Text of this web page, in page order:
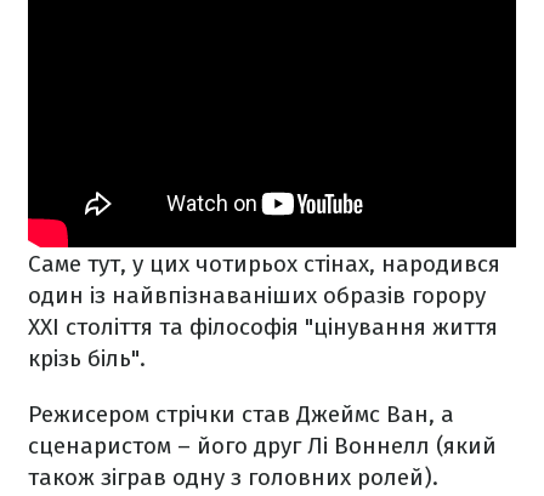
Саме тут, у цих чотирьох стінах, народився
один із найвпізнаваніших образів горору
XXI століття та філософія "цінування життя
крізь біль".
Режисером стрічки став Джеймс Ван, а
сценаристом – його друг Лі Воннелл (який
також зіграв одну з головних ролей).